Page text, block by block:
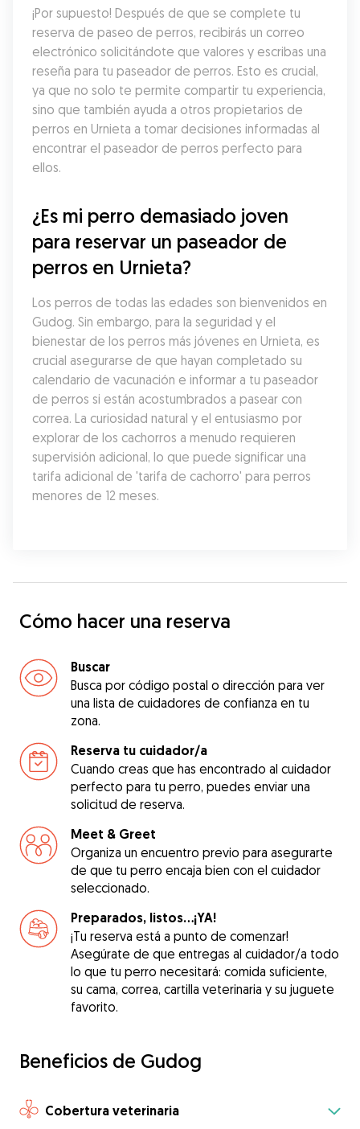
¡Por supuesto! Después de que se complete tu
reserva de paseo de perros, recibirás un correo
electrónico solicitándote que valores y escribas una
reseña para tu paseador de perros. Esto es crucial,
ya que no solo te permite compartir tu experiencia,
sino que también ayuda a otros propietarios de
perros en Urnieta a tomar decisiones informadas al
encontrar el paseador de perros perfecto para
ellos.
¿Es mi perro demasiado joven
para reservar un paseador de
perros en Urnieta?
Los perros de todas las edades son bienvenidos en
Gudog. Sin embargo, para la seguridad y el
bienestar de los perros más jóvenes en Urnieta, es
crucial asegurarse de que hayan completado su
calendario de vacunación e informar a tu paseador
de perros si están acostumbrados a pasear con
correa. La curiosidad natural y el entusiasmo por
explorar de los cachorros a menudo requieren
supervisión adicional, lo que puede significar una
tarifa adicional de 'tarifa de cachorro' para perros
menores de 12 meses.
Cómo hacer una reserva
Buscar
Busca por código postal o dirección para ver
una lista de cuidadores de confianza en tu
zona.
Reserva tu cuidador/a
Cuando creas que has encontrado al cuidador
perfecto para tu perro, puedes enviar una
solicitud de reserva.
Meet & Greet
Organiza un encuentro previo para asegurarte
de que tu perro encaja bien con el cuidador
seleccionado.
Preparados, listos...¡YA!
¡Tu reserva está a punto de comenzar!
Asegúrate de que entregas al cuidador/a todo
lo que tu perro necesitará: comida suficiente,
su cama, correa, cartilla veterinaria y su juguete
favorito.
Beneficios de Gudog
Cobertura veterinaria